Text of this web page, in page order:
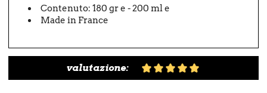
Contenuto: 180 gr e - 200 ml e
Made in France
valutazione: